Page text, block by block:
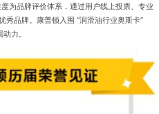
为品牌评价体系，通过用户线上投票、专业
品牌。康普顿入围 “润滑油行业奥斯卡”
力。